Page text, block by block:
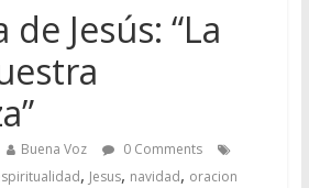
Jesús: “La
Buena Voz
0 Comments
, Jesus, navidad, oracion